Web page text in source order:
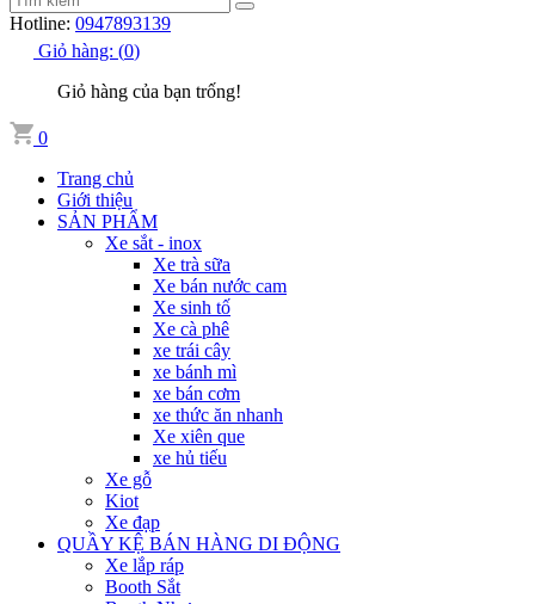
Hotline: 0947893139
Giỏ hàng: (0)
Giỏ hàng của bạn trống!
0
Trang chủ
Giới thiệu
SẢN PHẨM
Xe sắt - inox
Xe trà sữa
Xe bán nước cam
Xe sinh tố
Xe cà phê
xe trái cây
xe bánh mì
xe bán cơm
xe thức ăn nhanh
Xe xiên que
xe hủ tiếu
Xe gỗ
Kiot
Xe đạp
QUẦY KỆ BÁN HÀNG DI ĐỘNG
Xe lắp ráp
Booth Sắt